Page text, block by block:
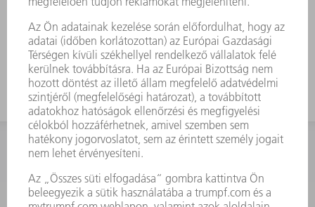
edzettek.
Szerszám-módosítások kérésre
kaphatók.
KAPCSOLAT
Szerszám
3628576045